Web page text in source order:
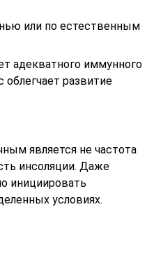
или по естественным
адекватного иммунного
развитие
является не частота
инсоляции. Даже
инициировать
условиях.